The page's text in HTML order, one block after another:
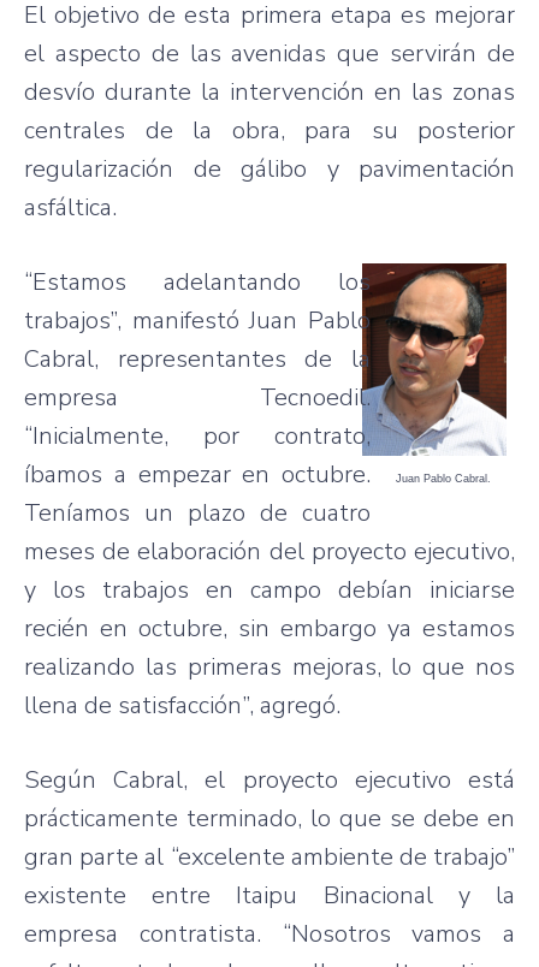
El objetivo de esta primera etapa es mejorar
el aspecto de las avenidas que servirán de
desvío durante la intervención en las zonas
centrales de la obra, para su posterior
regularización de gálibo y pavimentación
asfáltica.
Juan Pablo Cabral.
“Estamos adelantando los
trabajos”, manifestó Juan Pablo
Cabral, representantes de la
empresa Tecnoedil.
“Inicialmente, por contrato,
íbamos a empezar en octubre.
Teníamos un plazo de cuatro
meses de elaboración del proyecto ejecutivo,
y los trabajos en campo debían iniciarse
recién en octubre, sin embargo ya estamos
realizando las primeras mejoras, lo que nos
llena de satisfacción”, agregó.
Según Cabral, el proyecto ejecutivo está
prácticamente terminado, lo que se debe en
gran parte al “excelente ambiente de trabajo”
existente entre Itaipu Binacional y la
empresa contratista. “Nosotros vamos a